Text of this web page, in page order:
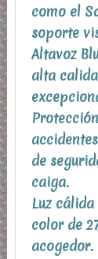
como el
soporte
Altavoz
alta
de
caiga.
Luz
color de
acogedor.